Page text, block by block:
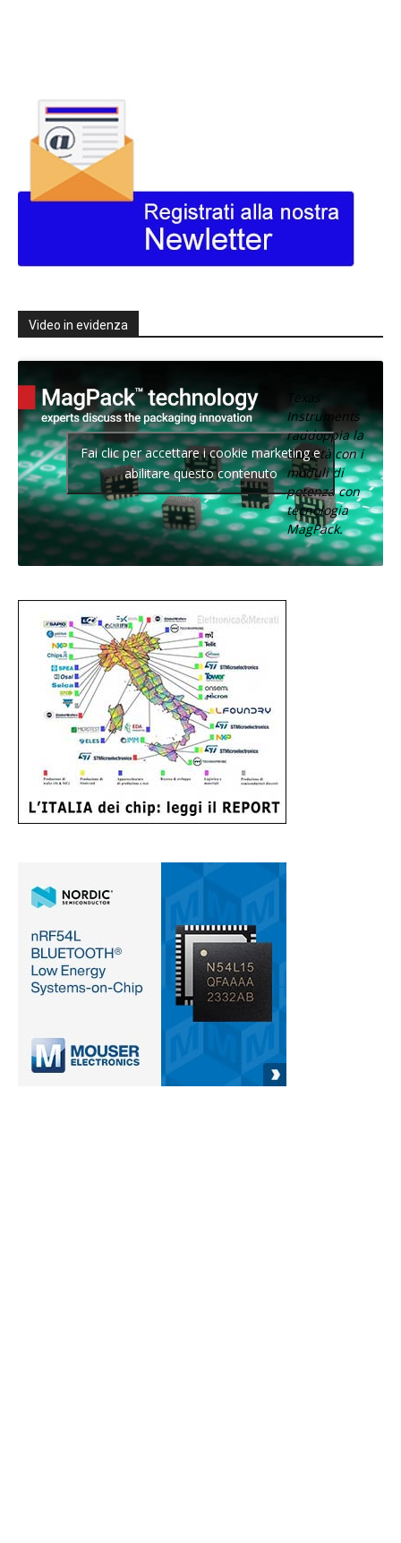
Video in evidenza
Texas
Instruments
raddoppia la
densità con i
moduli di
potenza con
tecnologia
MagPack.
Fai clic per accettare i cookie marketing e
abilitare questo contenuto